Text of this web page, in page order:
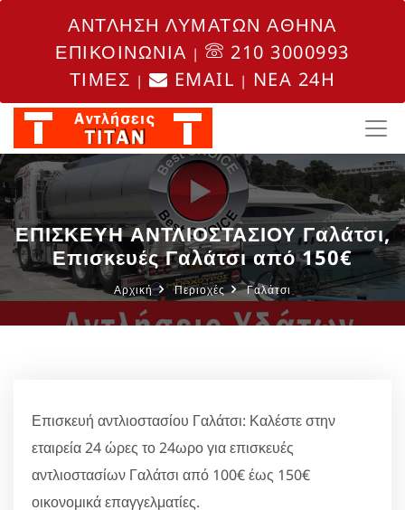
ΑΝΤΛΗΣΗ ΛΥΜΑΤΩΝ ΑΘΗΝΑ
ΕΠΙΚΟΙΝΩΝΙΑ |
210 3000993
ΤΙΜΕΣ | EMAIL | NEA 24H
ΕΠΙΣΚΕΥΗ ΑΝΤΛΙΟΣΤΑΣΙΟΥ Γαλάτσι,
Επισκευές Γαλάτσι από 150€
Αρχική Περιοχές Γαλάτσι
Επισκευή αντλιοστασίου Γαλάτσι: Καλέστε στην
εταιρεία 24 ώρες το 24ωρο για επισκευές
αντλιοστασίων Γαλάτσι από 100€ έως 150€
οικονομικά επαγγελματίες.